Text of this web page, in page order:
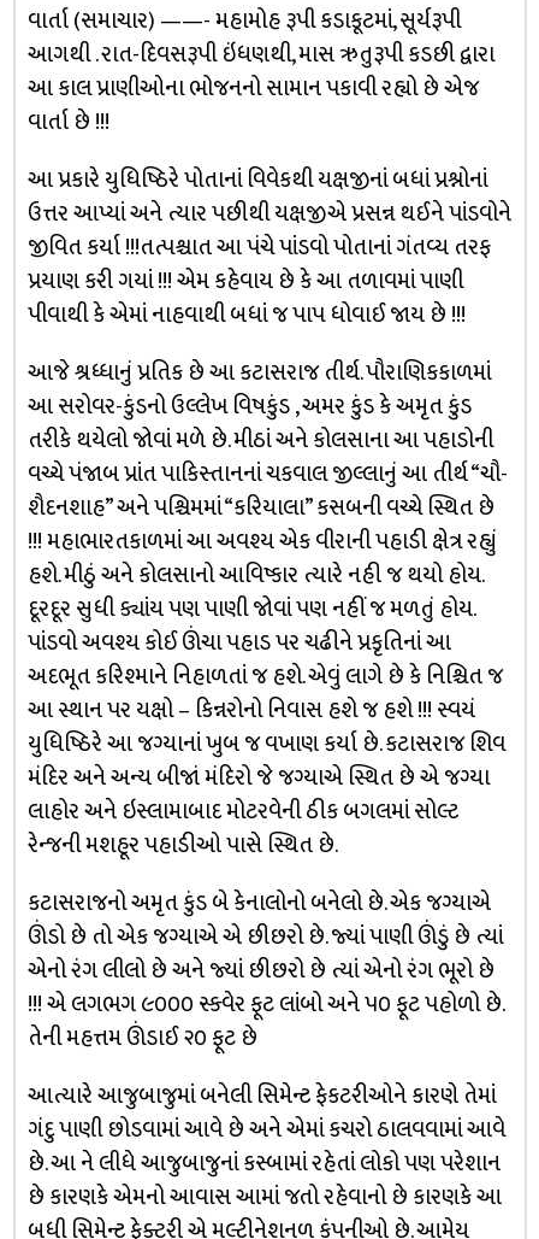
વાર્તા (સમાચાર) ——- મહામોહ રૂપી કડાકૂટમાં, સૂર્યરૂપી
આગથી . રાત-દિવસરૂપી ઇંધણથી, માસ ઋતુરૂપી કડછી દ્વારા
આ કાલ પ્રાણીઓના ભોજનનો સામાન પકાવી રહ્યો છે એજ
વાર્તા છે !!!
આ પ્રકારે યુધિષ્ઠિરે પોતાનાં વિવેકથી યક્ષજીનાં બધાં પ્રશ્નોનાં
ઉત્તર આપ્યાં અને ત્યાર પછીથી યક્ષજીએ પ્રસન્ન થઈને પાંડવોને
જીવિત કર્યા !!!તત્પશ્ચાત આ પંચે પાંડવો પોતાનાં ગંતવ્ય તરફ
પ્રયાણ કરી ગયાં !!! એમ કહેવાય છે કે આ તળાવમાં પાણી
પીવાથી કે એમાં નાહવાથી બધાં જ પાપ ધોવાઈ જાય છે !!!
આજે શ્રધ્ધાનું પ્રતિક છે આ કટાસરાજ તીર્થ. પૌરાણિકકાળમાં
આ સરોવર-કુંડનો ઉલ્લેખ વિષકુંડ , અમર કુંડ કે અમૃત કુંડ
તરીકે થયેલો જોવાં મળે છે. મીઠાં અને કોલસાના આ પહાડોની
વચ્ચે પંજાબ પ્રાંત પાકિસ્તાનનાં ચકવાલ જીલ્લાનું આ તીર્થ “ચૌ-
શૈદનશાહ” અને પશ્ચિમમાં “કરિયાલા” કસબની વચ્ચે સ્થિત છે
!!! મહાભારતકાળમાં આ અવશ્ય એક વીરાની પહાડી ક્ષેત્ર રહ્યું
હશે. મીઠું અને કોલસાનો આવિષ્કાર ત્યારે નહી જ થયો હોય.
દૂરદૂર સુધી ક્યાંય પણ પાણી જોવાં પણ નહીં જ મળતું હોય.
પાંડવો અવશ્ય કોઈ ઊંચા પહાડ પર ચઢીને પ્રકૃતિનાં આ
અદભૂત કરિશ્માને નિહાળતાં જ હશે. એવું લાગે છે કે નિશ્ચિત જ
આ સ્થાન પર યક્ષો – કિન્નરોનો નિવાસ હશે જ હશે !!! સ્વયં
યુધિષ્ઠિરે આ જગ્યાનાં ખુબ જ વખાણ કર્યા છે. કટાસરાજ શિવ
મંદિર અને અન્ય બીજાં મંદિરો જે જગ્યાએ સ્થિત છે એ જગ્યા
લાહોર અને ઇસ્લામાબાદ મોટરવેની ઠીક બગલમાં સોલ્ટ
રેન્જની મશહૂર પહાડીઓ પાસે સ્થિત છે.
કટાસરાજનો અમૃત કુંડ બે કેનાલોનો બનેલો છે. એક જગ્યાએ
ઊંડો છે તો એક જગ્યાએ એ છીછરો છે. જ્યાં પાણી ઊંડું છે ત્યાં
એનો રંગ લીલો છે અને જ્યાં છીછરો છે ત્યાં એનો રંગ ભૂરો છે
!!! એ લગભગ ૯૦૦૦ સ્ક્વેર ફૂટ લાંબો અને ૫૦ ફૂટ પહોળો છે.
તેની મહત્તમ ઊંડાઈ ૨૦ ફૂટ છે
આત્યારે આજુબાજુમાં બનેલી સિમેન્ટ ફેકટરીઓને કારણે તેમાં
ગંદુ પાણી છોડવામાં આવે છે અને એમાં કચરો ઠાલવવામાં આવે
છે. આ ને લીધે આજુબાજુનાં કસ્બામાં રહેતાં લોકો પણ પરેશાન
છે કારણકે એમનો આવાસ આમાં જતો રહેવાનો છે કારણકે આ
બધી સિમેન્ટ ફેક્ટરી એ મલ્ટીનેશનળ કંપનીઓ છે. આમેય